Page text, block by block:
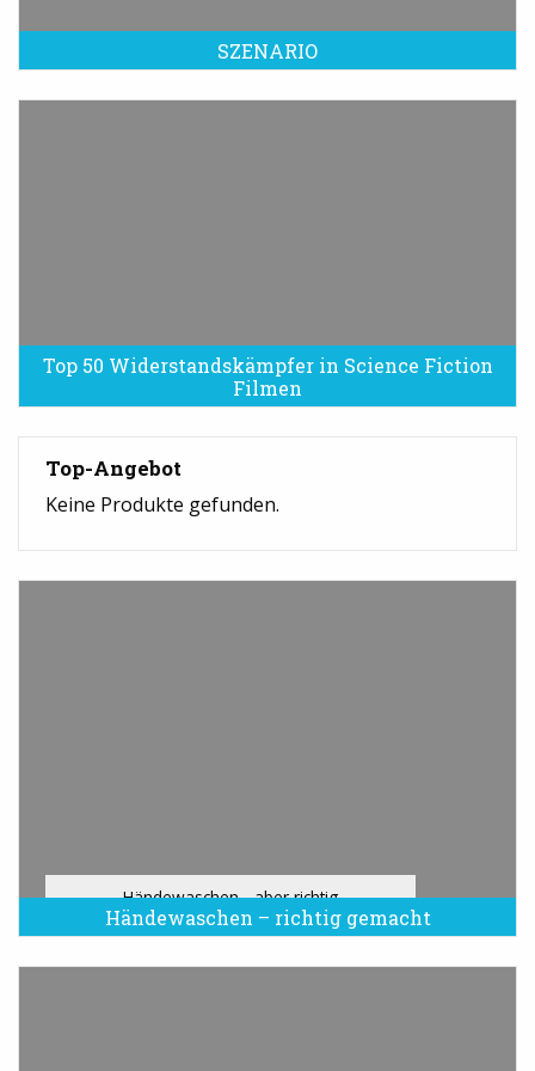
SZENARIO
Top 50 Widerstandskämpfer in Science Fiction
Filmen
Top-Angebot
Keine Produkte gefunden.
Händewaschen – richtig gemacht
Händewaschen - aber richtig